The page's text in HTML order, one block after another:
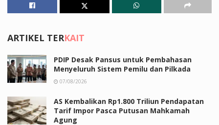
ARTIKEL TERKAIT
PDIP Desak Pansus untuk Pembahasan
Menyeluruh Sistem Pemilu dan Pilkada
07/08/2026
AS Kembalikan Rp1.800 Triliun Pendapatan
Tarif Impor Pasca Putusan Mahkamah
Agung